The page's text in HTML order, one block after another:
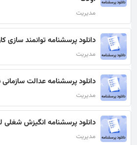
مدیریت
دانلود پرسشنامه توانمند سازی
مدیریت
دانلود پرسشنامه عدالت
مدیریت
دانلود پرسشنامه انگیزش شغلی
مدیریت